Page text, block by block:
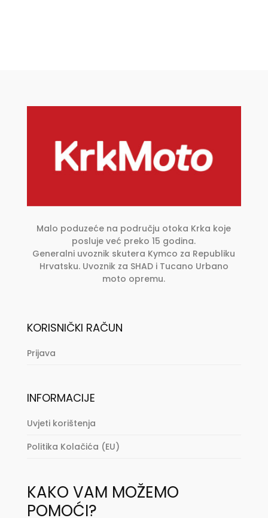
mogu
proizvoda
Malo poduzeće na području otoka Krka koje
posluje već preko 15 godina.
Generalni uvoznik skutera Kymco za Republiku
Hrvatsku. Uvoznik za SHAD i Tucano Urbano
moto opremu.
KORISNIČKI RAČUN
Prijava
INFORMACIJE
Uvjeti korištenja
Politika Kolačića (EU)
KAKO VAM MOŽEMO
POMOĆI?